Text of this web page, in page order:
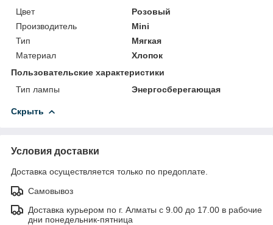
Цвет
Розовый
Производитель
Mini
Тип
Мягкая
Материал
Хлопок
Пользовательские характеристики
Тип лампы
Энергосберегающая
Скрыть
Условия доставки
Доставка осуществляется только по предоплате.
Самовывоз
Доставка курьером по г. Алматы с 9.00 до 17.00 в рабочие
дни понедельник-пятница